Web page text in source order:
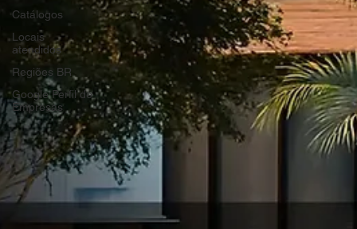
Catálogos
Locais
atendidos
Regiões BR
Google Perfil de
Empresas